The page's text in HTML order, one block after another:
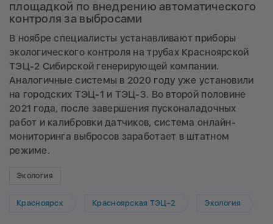
площадкой по внедрению автоматического
контроля за выбросами
В ноябре специалисты устанавливают приборы
экологического контроля на трубах Красноярской
ТЭЦ-2 Сибирской генерирующей компании.
Аналогичные системы в 2020 году уже установили
на городских ТЭЦ-1 и ТЭЦ-3. Во второй половине
2021 года, после завершения пусконаладочных
работ и калибровки датчиков, система онлайн-
мониторинга выбросов заработает в штатном
режиме.
Экология
Красноярск Красноярская ТЭЦ-2 Экология